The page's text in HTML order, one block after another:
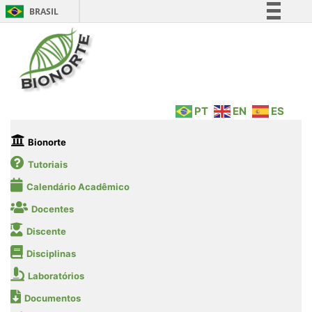
BRASIL
Legislação
PT EN ES
Bionorte
Tutoriais
Calendário Acadêmico
Docentes
Discente
Disciplinas
Laboratórios
Documentos